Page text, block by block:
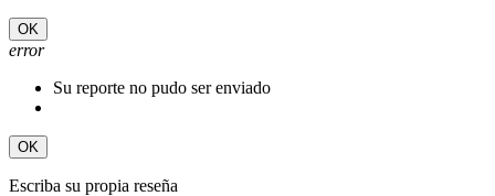
OK
error
Su reporte no pudo ser enviado
OK
Escriba su propia reseña